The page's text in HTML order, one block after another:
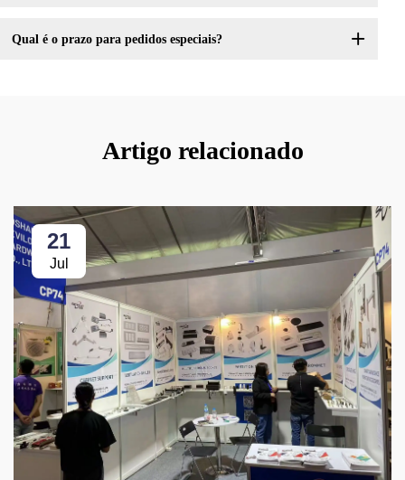
Qual é o prazo para pedidos especiais?
Artigo relacionado
21
Jul